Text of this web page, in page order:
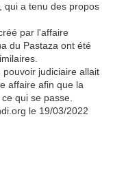
qui a tenu des propos
par l'affaire
du Pastaza ont été
judiciaire allait
affaire afin que la
qui se passe.
le 19/03/2022